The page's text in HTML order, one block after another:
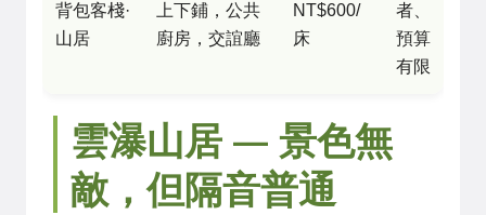
背包客棧·
山居
上下鋪，公共
廚房，交誼廳
NT$600/
床
者、
預算
有限
雲瀑山居 — 景色無
敵，但隔音普通